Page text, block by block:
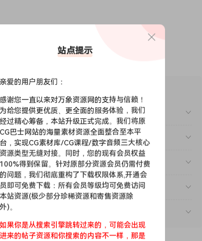
匹配
序
吗？
站点提示
亲爱的用户朋友们：
感谢您一直以来对万象资源网的支持与信赖！
为给您提供更优质、更全面的服务体验，我们
经过精心筹备，本站升级正式完成。我们将原
CG巴士网站的海量素材资源全面整合至本平
台，实现CG素材库/CG课程/数字音频三大核心
资源类型无缝对接。同时，您的现有会员权益
100%得到保留。针对原部分资源会员仍需付费
的问题，我们彻底重构了下载权限体系,开通会
员即可免费下载：所有会员等级均可免费访问
本站资源(极少部分珍稀资源和寄售资源除
外)。
如果你是从搜索引擎跳转过来的，可能会出现
进来的帖子资源和你搜索的内容不一样，那是